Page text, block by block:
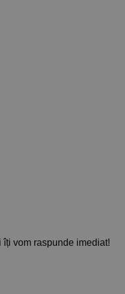
vom raspunde imediat!